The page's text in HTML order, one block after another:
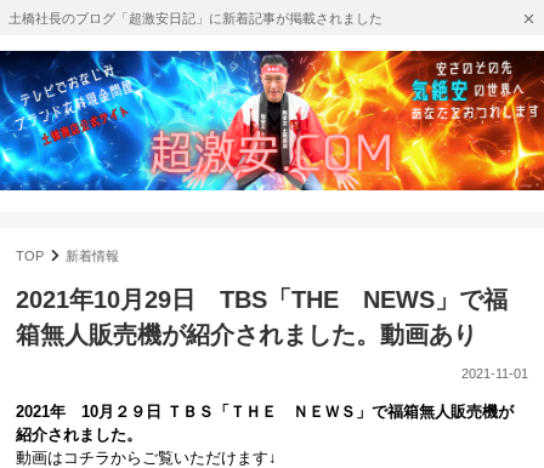
土橋社長のブログ「超激安日記」に新着記事が掲載されました
TOP 新着情報
2021年10月29日 TBS「THE NEWS」で福
箱無人販売機が紹介されました。動画あり
2021-11-01
2021年 10月２９日 ＴＢＳ「ＴＨＥ ＮＥＷＳ」で福箱無人販売機が
紹介されました。
動画はコチラからご覧いただけます↓